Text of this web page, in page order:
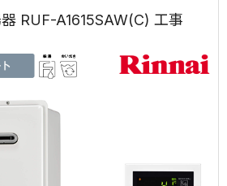
RUF-A1615SAW(C) 工事